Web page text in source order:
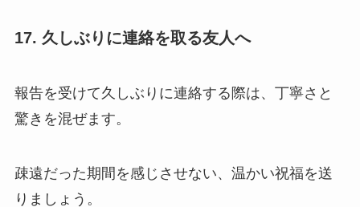
17. 久しぶりに連絡を取る友人へ
報告を受けて久しぶりに連絡する際は、丁寧さと
驚きを混ぜます。
疎遠だった期間を感じさせない、温かい祝福を送
りましょう。